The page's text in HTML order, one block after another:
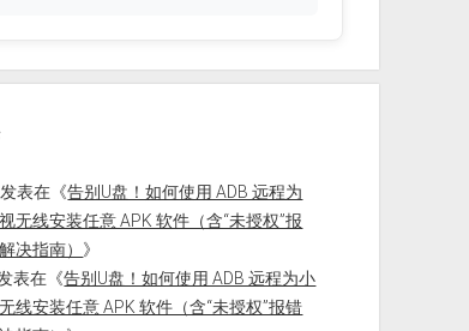
发表在《告别U盘！如何使用 ADB 远程为
无线安装任意 APK 软件（含“未授权”报
决指南） 》
表在《告别U盘！如何使用 ADB 远程为小
线安装任意 APK 软件（含“未授权”报错